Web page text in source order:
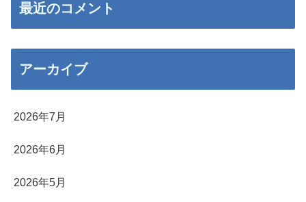
最近のコメント
アーカイブ
2026年7月
2026年6月
2026年5月